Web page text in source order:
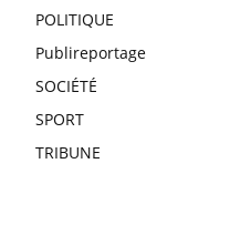
POLITIQUE
Publireportage
SOCIÉTÉ
SPORT
TRIBUNE